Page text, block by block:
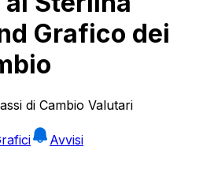
Grafico dei
di Cambio Valutari
Avvisi